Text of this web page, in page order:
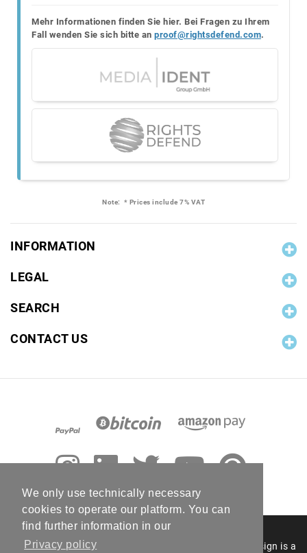
We only use technically necessary
cookies to operate our platform. You can
find further information in our
Privacy policy
Mehr Informationen finden Sie hier. Bei Fragen zu Ihrem
Fall wenden Sie sich bitte an proof@rightsdefend.com.
Note: * Prices include 7% VAT
INFORMATION
LEGAL
SEARCH
CONTACT US
© 2006 - 2026 RC Photo Stock. The RC Photo Stock design is a